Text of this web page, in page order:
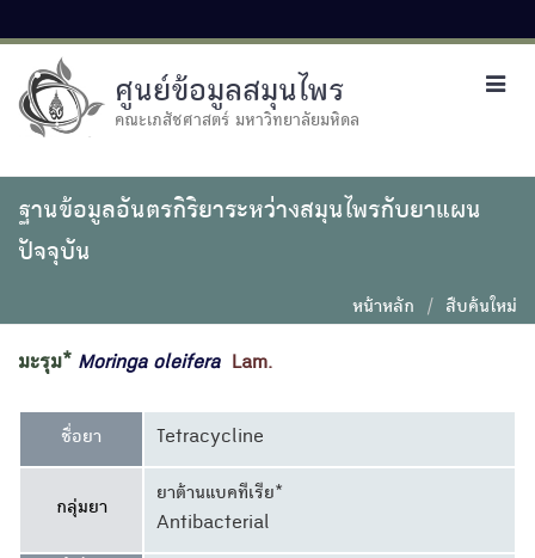
ศูนย์ข้อมูลสมุนไพร
คณะเภสัชศาสตร์ มหาวิทยาลัยมหิดล
ฐานข้อมูลอันตรกิริยาระหว่างสมุนไพรกับยาแผน
ปัจจุบัน
หน้าหลัก สืบค้นใหม่
มะรุม* Moringa oleiferaLam.
ชื่อยา Tetracycline
กลุ่มยา
ยาต้านแบคทีเรีย*
Antibacterial